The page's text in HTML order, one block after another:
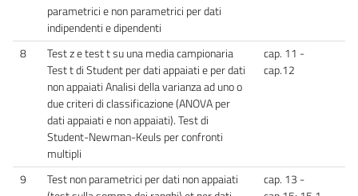
parametrici e non parametrici per dati
indipendenti e dipendenti
8
Test z e test t su una media campionaria
Test t di Student per dati appaiati e per dati
non appaiati Analisi della varianza ad uno o
due criteri di classificazione (ANOVA per
dati appaiati e non appaiati). Test di
Student-Newman-Keuls per confronti
multipli
cap. 11 -
cap.12
9
Test non parametrici per dati non appaiati
cap. 13 -